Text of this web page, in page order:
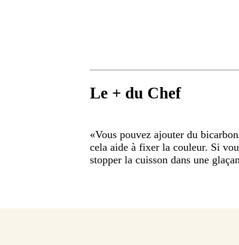
Le + du Chef
«Vous pouvez ajouter du
cela aide à fixer la couleur. Si
stopper la cuisson dans une